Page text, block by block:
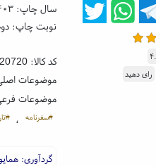
رای دهید
سال چاپ: ۱۴۰۳
نوبت چاپ:
کد کالا:
موضوعات
موضوعات
#سفرنامه ،
گردآوری: